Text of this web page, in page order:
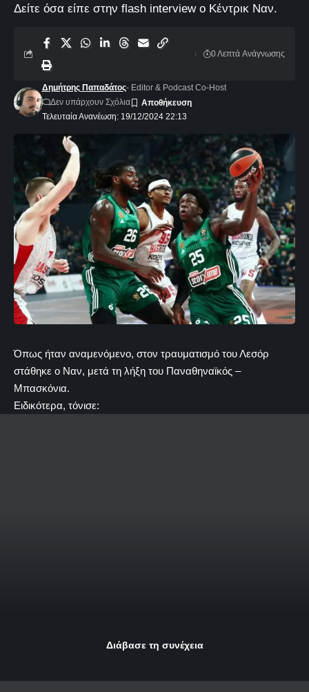
Δείτε όσα είπε στην flash interview ο Κέντρικ Ναν.
Τελευταία Ανανέωση: 19/12/2024 22:13
Δημήτρης Παπαδάτος- Editor & Podcast Co-Host
Δεν υπάρχουν Σχόλια
0 Λεπτά Aνάγνωσης
Όπως ήταν αναμενόμενο, στον τραυματισμό του Λεσόρ
στάθηκε ο Ναν, μετά τη λήξη του Παναθηναϊκός –
Μπασκόνια.
Ειδικότερα, τόνισε:
Διάβασε τη συνέχεια